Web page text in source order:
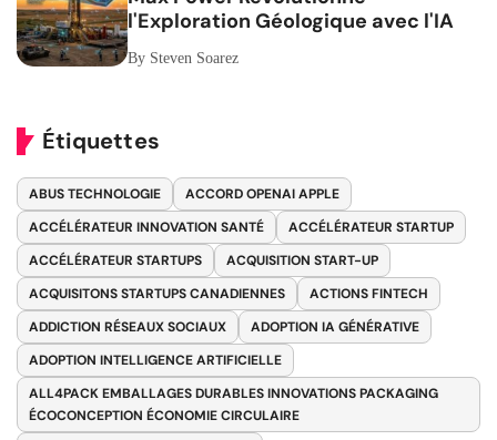
l'Exploration Géologique avec l'IA
By Steven Soarez
Étiquettes
ABUS TECHNOLOGIE
ACCORD OPENAI APPLE
ACCÉLÉRATEUR INNOVATION SANTÉ
ACCÉLÉRATEUR STARTUP
ACCÉLÉRATEUR STARTUPS
ACQUISITION START-UP
ACQUISITONS STARTUPS CANADIENNES
ACTIONS FINTECH
ADDICTION RÉSEAUX SOCIAUX
ADOPTION IA GÉNÉRATIVE
ADOPTION INTELLIGENCE ARTIFICIELLE
ALL4PACK EMBALLAGES DURABLES INNOVATIONS PACKAGING
ÉCOCONCEPTION ÉCONOMIE CIRCULAIRE